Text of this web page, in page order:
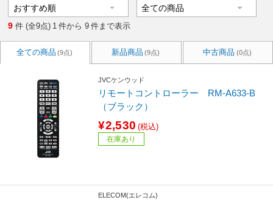
9 件 (全9点) 1 件から 9 件まで表示
全ての商品 (9点) 新品商品 (9点) 中古商品 (0点)
JVCケンウッド
リモートコントローラー RM-A633-B
（ブラック）
¥2,530 (税込)
在庫あり
ELECOM(エレコム)